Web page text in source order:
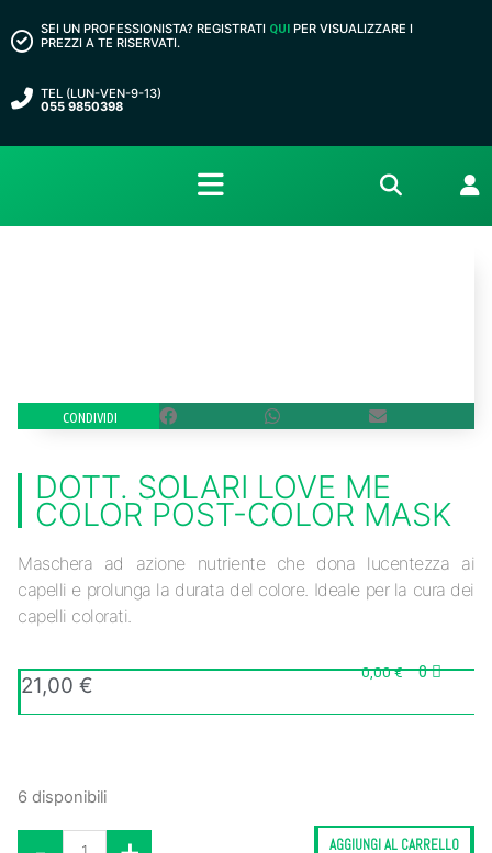
SEI UN PROFESSIONISTA? REGISTRATI QUI PER VISUALIZZARE I
PREZZI A TE RISERVATI.
TEL (LUN-VEN-9-13)
055 9850398
0,00€ 0
CONDIVIDI
DOTT. SOLARI LOVE ME
COLOR POST-COLOR MASK
Maschera ad azione nutriente che dona lucentezza ai
capelli e prolunga la durata del colore. Ideale per la cura dei
capelli colorati.
21,00 €
6 disponibili
AGGIUNGI AL CARRELLO